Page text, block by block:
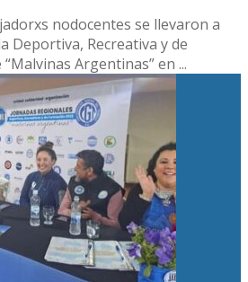
nodocentes se llevaron a
Deportiva, Recreativa y de
Argentinas” en ...